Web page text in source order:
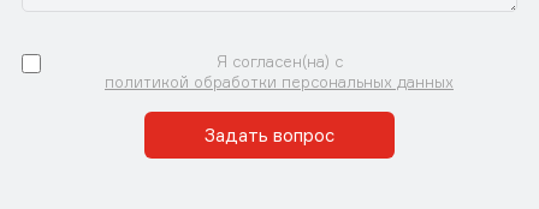
Я согласен(на) с
политикой обработки персональных данных
Задать вопрос